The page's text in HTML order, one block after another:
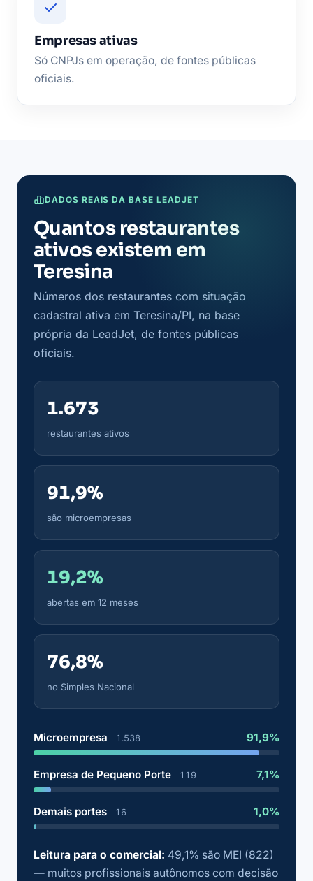
Empresas ativas
Só CNPJs em operação, de fontes públicas
oficiais.
DADOS REAIS DA BASE LEADJET
Quantos restaurantes
ativos existem em
Teresina
Números dos restaurantes com situação
cadastral ativa em Teresina/PI, na base
própria da LeadJet, de fontes públicas
oficiais.
1.673
restaurantes ativos
91,9%
são microempresas
19,2%
abertas em 12 meses
76,8%
no Simples Nacional
Microempresa 1.538 91,9%
Empresa de Pequeno Porte 119 7,1%
Demais portes 16 1,0%
Leitura para o comercial: 49,1% são MEI (822)
— muitos profissionais autônomos com decisão